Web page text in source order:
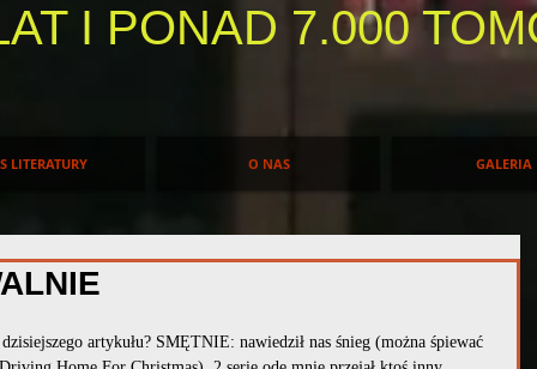
I PONAD 7.000
LITERATURY O NAS GALERIA
artykułu? SMĘTNIE: nawiedził nas śnieg (można śpiewać